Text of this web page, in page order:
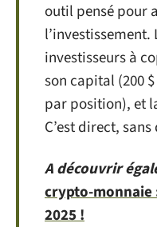
outil pensé pour
investisseurs à
son capital (200
par position), et
C’est direct,
A découvrir
crypto-monnaie
2025 !